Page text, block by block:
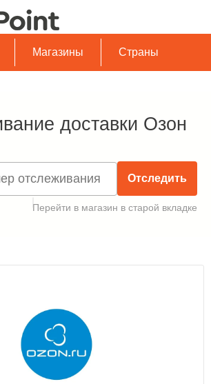
Магазины Страны
доставки Озон
Отследить
Перейти в магазин в старой вкладке